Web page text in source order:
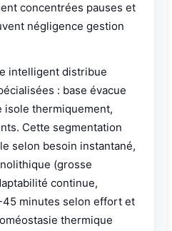
concentrées pauses et
négligence gestion
intelligent distribue
: base évacue
isole thermiquement,
Cette segmentation
selon besoin instantané,
(grosse
continue,
minutes selon effort et
thermique